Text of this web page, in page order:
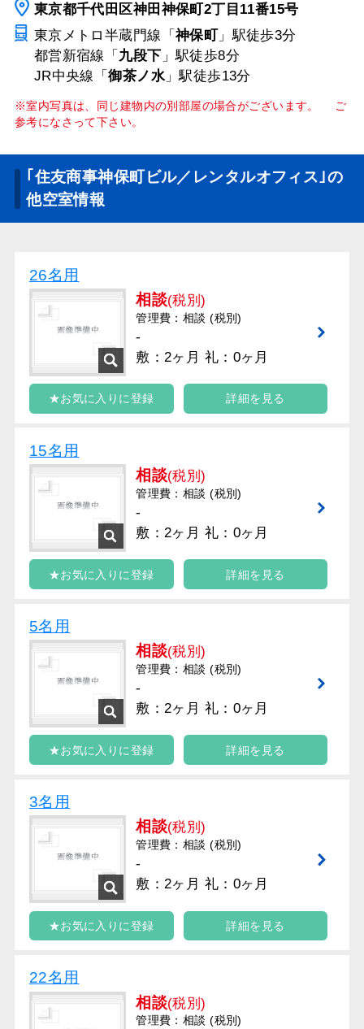
東京都千代田区神田神保町2丁目11番15号
東京メトロ半蔵門線「神保町」駅徒歩3分
都営新宿線「 九段下 」駅徒歩8分
JR中央線「御茶ノ水」駅徒歩13分
※室内写真は、同じ建物内の別部屋の場合がございます。 ご
参考になさって下さい。
｢住友商事神保町ビル／レンタルオフィス｣の
他空室情報
26名用
相談(税別)
管理費：相談 (税別)
-
敷：2ヶ月 礼：0ヶ月
★お気に入りに登録 詳細を見る
15名用
相談(税別)
管理費：相談 (税別)
-
敷：2ヶ月 礼：0ヶ月
★お気に入りに登録 詳細を見る
5名用
相談(税別)
管理費：相談 (税別)
-
敷：2ヶ月 礼：0ヶ月
★お気に入りに登録 詳細を見る
3名用
相談(税別)
管理費：相談 (税別)
-
敷：2ヶ月 礼：0ヶ月
★お気に入りに登録 詳細を見る
22名用
相談(税別)
管理費：相談 (税別)